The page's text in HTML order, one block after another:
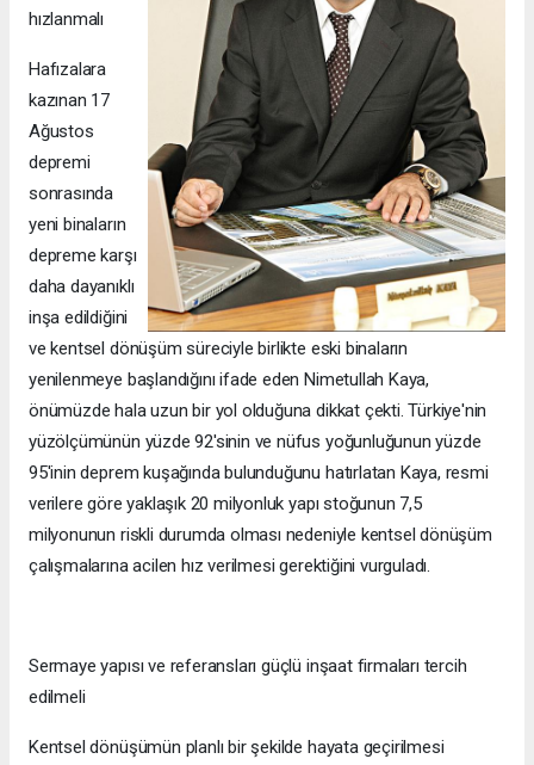
hızlanmalı
Hafızalara
kazınan 17
Ağustos
depremi
sonrasında
yeni binaların
depreme karşı
daha dayanıklı
inşa edildiğini
ve kentsel dönüşüm süreciyle birlikte eski binaların
yenilenmeye başlandığını ifade eden Nimetullah Kaya,
önümüzde hala uzun bir yol olduğuna dikkat çekti. Türkiye'nin
yüzölçümünün yüzde 92'sinin ve nüfus yoğunluğunun yüzde
95'inin deprem kuşağında bulunduğunu hatırlatan Kaya, resmi
verilere göre yaklaşık 20 milyonluk yapı stoğunun 7,5
milyonunun riskli durumda olması nedeniyle kentsel dönüşüm
çalışmalarına acilen hız verilmesi gerektiğini vurguladı.
Sermaye yapısı ve referansları güçlü inşaat firmaları tercih
edilmeli
Kentsel dönüşümün planlı bir şekilde hayata geçirilmesi